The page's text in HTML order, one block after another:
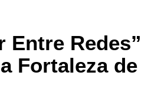
Entre Redes”
Fortaleza de